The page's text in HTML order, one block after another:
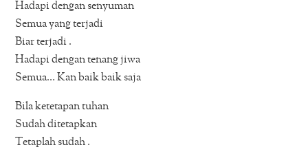
Hadapi dengan senyuman
Semua yang terjadi
Biar terjadi .
Hadapi dengan tenang jiwa
Semua… Kan baik baik saja
Bila ketetapan tuhan
Sudah ditetapkan
Tetaplah sudah .